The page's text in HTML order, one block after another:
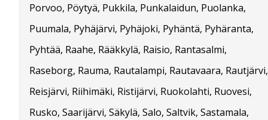
Porvoo, Pöytyä, Pukkila, Punkalaidun, Puolanka,
Puumala, Pyhäjärvi, Pyhäjoki, Pyhäntä, Pyhäranta,
Pyhtää, Raahe, Rääkkylä, Raisio, Rantasalmi,
Raseborg, Rauma, Rautalampi, Rautavaara, Rautjärvi,
Reisjärvi, Riihimäki, Ristijärvi, Ruokolahti, Ruovesi,
Rusko, Saarijärvi, Säkylä, Salo, Saltvik, Sastamala,